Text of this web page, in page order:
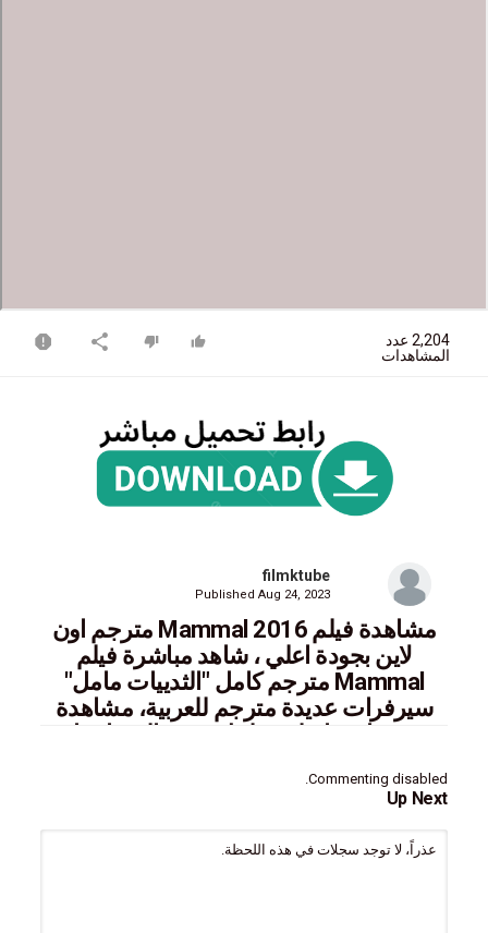
2,204 عدد
المشاهدات
filmktube
Published Aug 24, 2023
مشاهدة فيلم Mammal 2016 مترجم اون
لاين بجودة اعلي ، شاهد مباشرة فيلم
Mammal مترجم كامل "الثدييات مامل"
سيرفرات عديدة مترجم للعربية، مشاهدة
حصريا معنا علي فيلمك تيوب الثدييات او
Commenting disabled.
Up Next
عذراً، لا توجد سجلات في هذه اللحظة.